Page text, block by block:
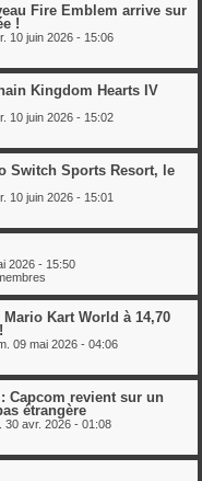
Fire Emblem arrive sur
!
10 juin 2026 - 15:06
Kingdom Hearts IV
10 juin 2026 - 15:02
Switch Sports Resort, le
10 juin 2026 - 15:01
2026 - 15:50
Kart World à 14,70
09 mai 2026 - 04:06
Capcom revient sur un
étrangère
30 avr. 2026 - 01:08